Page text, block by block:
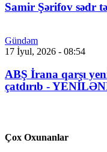
Samir Şərifov sədr
Gündəm
17 İyul, 2026 - 08:54
ABŞ İrana qarşı
çatdırıb -
Çox Oxunanlar